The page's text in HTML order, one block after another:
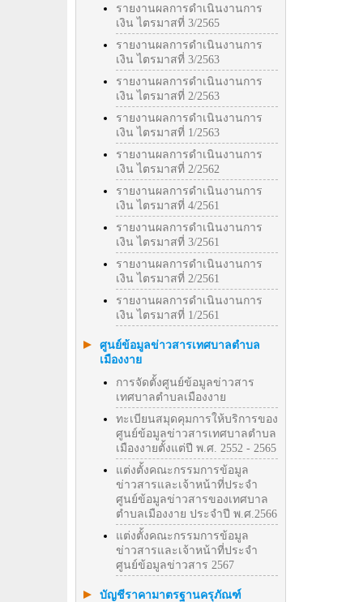
รายงานผลการดำเนินงานการ
เงิน ไตรมาสที่ 3/2565
รายงานผลการดำเนินงานการ
เงิน ไตรมาสที่ 3/2563
รายงานผลการดำเนินงานการ
เงิน ไตรมาสที่ 2/2563
รายงานผลการดำเนินงานการ
เงิน ไตรมาสที่ 1/2563
รายงานผลการดำเนินงานการ
เงิน ไตรมาสที่ 2/2562
รายงานผลการดำเนินงานการ
เงิน ไตรมาสที่ 4/2561
รายงานผลการดำเนินงานการ
เงิน ไตรมาสที่ 3/2561
รายงานผลการดำเนินงานการ
เงิน ไตรมาสที่ 2/2561
รายงานผลการดำเนินงานการ
เงิน ไตรมาสที่ 1/2561
ศูนย์ข้อมูลข่าวสารเทศบาลตำบล
เมืองงาย
การจัดตั้งศูนย์ข้อมูลข่าวสาร
เทศบาลตำบลเมืองงาย
ทะเบียนสมุดคุมการให้บริการของ
ศูนย์ข้อมูลข่าวสารเทศบาลตำบล
เมืองงายตั้งแต่ปี พ.ศ. 2552 - 2565
แต่งตั้งคณะกรรมการข้อมูล
ข่าวสารและเจ้าหน้าที่ประจำ
ศูนย์ข้อมูลข่าวสารของเทศบาล
ตำบลเมืองงาย ประจำปี พ.ศ.2566
แต่งตั้งคณะกรรมการข้อมูล
ข่าวสารและเจ้าหน้าที่ประจำ
ศูนย์ข้อมูลข่าวสาร 2567
บัญชีราคามาตรฐานครุภัณฑ์